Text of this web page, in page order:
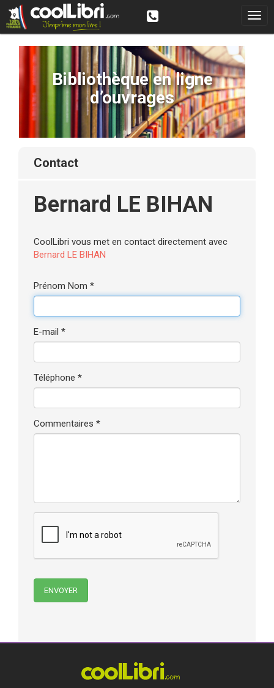
Bibliothèque en ligne
d’ouvrages
contact
Bernard LE BIHAN
CoolLibri vous met en contact directement avec
Bernard LE BIHAN
Prénom Nom *
E-mail *
Téléphone *
Commentaires *